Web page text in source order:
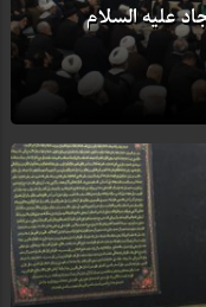
علیه السلام